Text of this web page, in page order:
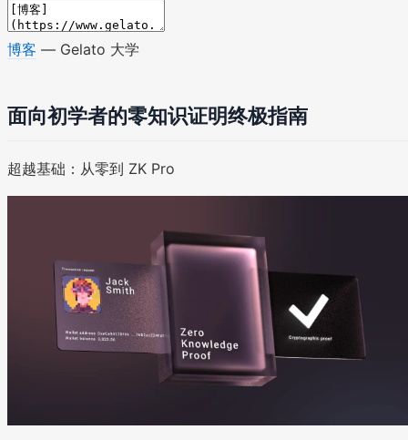
博客 — Gelato 大学
面向初学者的零知识证明终极指南
超越基础：从零到 ZK Pro